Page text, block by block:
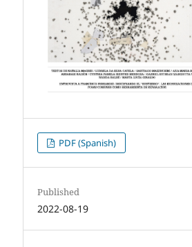
PDF (Spanish)
Published
2022-08-19